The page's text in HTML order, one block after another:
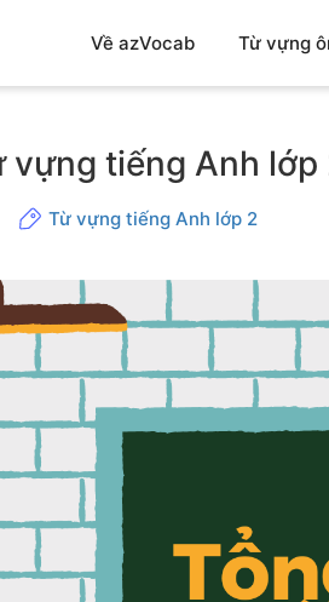
Về azVocab Từ vựng
vựng tiếng Anh
Từ vựng tiếng Anh lớp 2